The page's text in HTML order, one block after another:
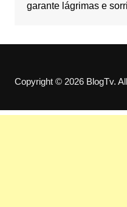
garante lágrimas e
Copyright © 2026 BlogTv.